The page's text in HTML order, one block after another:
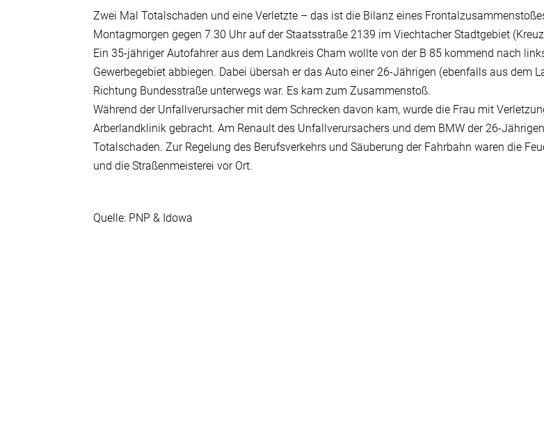
Zwei Mal Totalschaden und eine Verletzte – das ist die Bilanz eines
Montagmorgen gegen 7.30 Uhr auf der Staatsstraße 2139 im Viechtacher Stadtgebiet
Ein 35-jähriger Autofahrer aus dem Landkreis Cham wollte von der B 85 kommend nach
Gewerbegebiet abbiegen. Dabei übersah er das Auto einer 26-Jährigen (ebenfalls aus dem
Richtung Bundesstraße unterwegs war. Es kam zum Zusammenstoß.
Während der Unfallverursacher mit dem Schrecken davon kam, wurde die Frau mit
Arberlandklinik gebracht. Am Renault des Unfallverursachers und dem BMW der 26-
Totalschaden. Zur Regelung des Berufsverkehrs und Säuberung der Fahrbahn waren die
und die Straßenmeisterei vor Ort.
Quelle: PNP & Idowa